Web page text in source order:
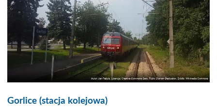
Gorlice (stacja kolejowa)